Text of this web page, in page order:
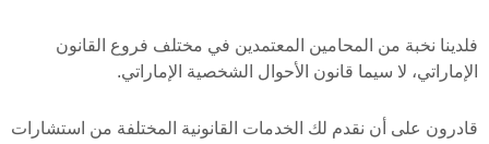
فلدينا نخبة من المحامين المعتمدين في مختلف فروع القانون
الإماراتي، لا سيما قانون الأحوال الشخصية الإماراتي.
قادرون على أن نقدم لك الخدمات القانونية المختلفة من استشارات